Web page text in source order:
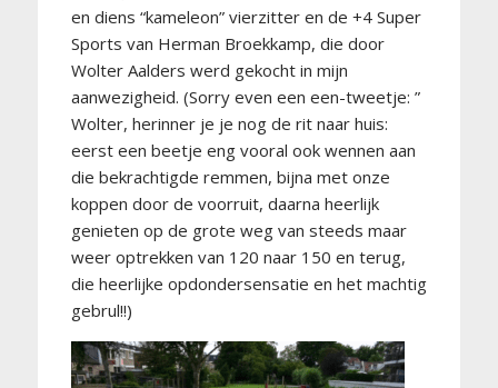
en diens “kameleon” vierzitter en de +4 Super
Sports van Herman Broekkamp, die door
Wolter Aalders werd gekocht in mijn
aanwezigheid. (Sorry even een een-tweetje: ”
Wolter, herinner je je nog de rit naar huis:
eerst een beetje eng vooral ook wennen aan
die bekrachtigde remmen, bijna met onze
koppen door de voorruit, daarna heerlijk
genieten op de grote weg van steeds maar
weer optrekken van 120 naar 150 en terug,
die heerlijke opdondersensatie en het machtig
gebrul!!)